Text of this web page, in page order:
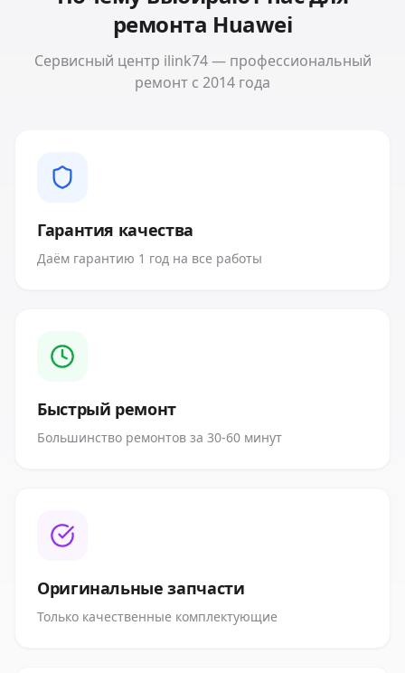
ремонта Huawei
Сервисный центр ilink74 — профессиональный
ремонт с 2014 года
Гарантия качества
Даём гарантию 1 год на все работы
Быстрый ремонт
Большинство ремонтов за 30-60 минут
Оригинальные запчасти
Только качественные комплектующие